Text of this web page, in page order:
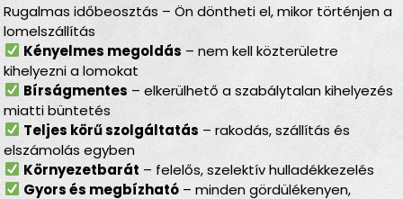
Rugalmas időbeosztás – Ön döntheti el, mikor történjen a
lomelszállítás
Kényelmes megoldás – nem kell közterületre
kihelyezni a lomokat
Bírságmentes – elkerülhető a szabálytalan kihelyezés
miatti büntetés
Teljes körű szolgáltatás – rakodás, szállítás és
elszámolás egyben
Környezetbarát – felelős, szelektív hulladékkezelés
Gyors és megbízható– minden gördülékenyen,